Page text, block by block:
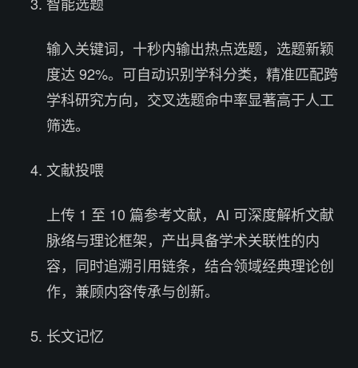
输入关键词，十秒内输出热点选题，选题新颖
度达 92%。可自动识别学科分类，精准匹配跨
学科研究方向，交叉选题命中率显著高于人工
筛选。
文献投喂
上传 1 至 10 篇参考文献，AI 可深度解析文献
脉络与理论框架，产出具备学术关联性的内
容，同时追溯引用链条，结合领域经典理论创
作，兼顾内容传承与创新。
长文记忆